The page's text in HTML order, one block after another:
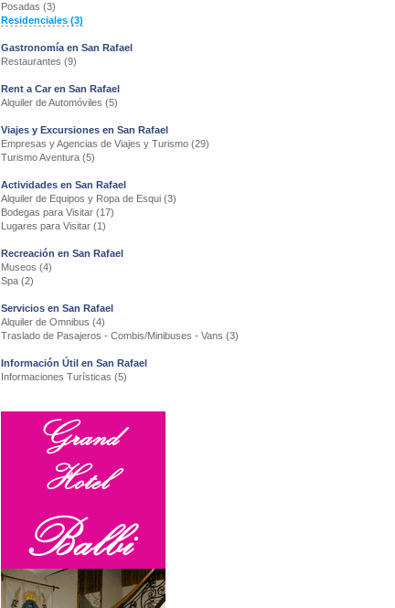
Posadas (3)
Residenciales (3)
Gastronomía en San Rafael
Restaurantes (9)
Rent a Car en San Rafael
Alquiler de Automóviles (5)
Viajes y Excursiones en San Rafael
Empresas y Agencias de Viajes y Turismo (29)
Turismo Aventura (5)
Actividades en San Rafael
Alquiler de Equipos y Ropa de Esqui (3)
Bodegas para Visitar (17)
Lugares para Visitar (1)
Recreación en San Rafael
Museos (4)
Spa (2)
Servicios en San Rafael
Alquiler de Omnibus (4)
Traslado de Pasajeros - Combis/Minibuses - Vans (3)
Información Útil en San Rafael
Informaciones Turísticas (5)